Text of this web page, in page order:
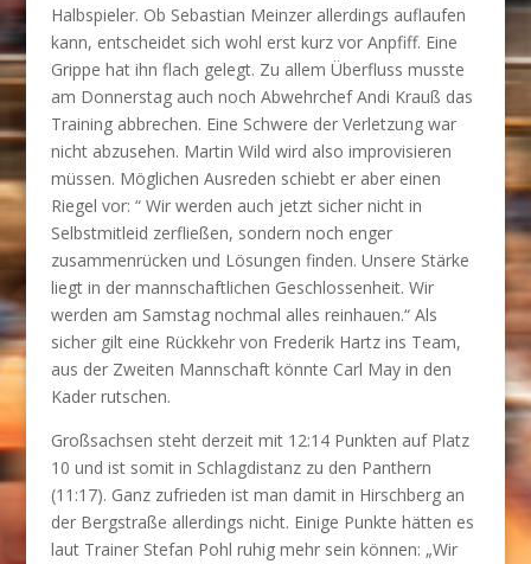
Halbspieler. Ob Sebastian Meinzer allerdings auflaufen
kann, entscheidet sich wohl erst kurz vor Anpfiff. Eine
Grippe hat ihn flach gelegt. Zu allem Überfluss musste
am Donnerstag auch noch Abwehrchef Andi Krauß das
Training abbrechen. Eine Schwere der Verletzung war
nicht abzusehen. Martin Wild wird also improvisieren
müssen. Möglichen Ausreden schiebt er aber einen
Riegel vor: “ Wir werden auch jetzt sicher nicht in
Selbstmitleid zerfließen, sondern noch enger
zusammenrücken und Lösungen finden. Unsere Stärke
liegt in der mannschaftlichen Geschlossenheit. Wir
werden am Samstag nochmal alles reinhauen.“ Als
sicher gilt eine Rückkehr von Frederik Hartz ins Team,
aus der Zweiten Mannschaft könnte Carl May in den
Kader rutschen.
Großsachsen steht derzeit mit 12:14 Punkten auf Platz
10 und ist somit in Schlagdistanz zu den Panthern
(11:17). Ganz zufrieden ist man damit in Hirschberg an
der Bergstraße allerdings nicht. Einige Punkte hätten es
laut Trainer Stefan Pohl ruhig mehr sein können: „Wir